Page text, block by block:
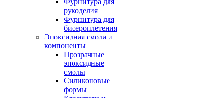
Фурнитура для
рукоделия
Фурнитура для
бисероплетения
Эпоксидная смола и
компоненты
Прозрачные
эпоксидные
смолы
Силиконовые
формы